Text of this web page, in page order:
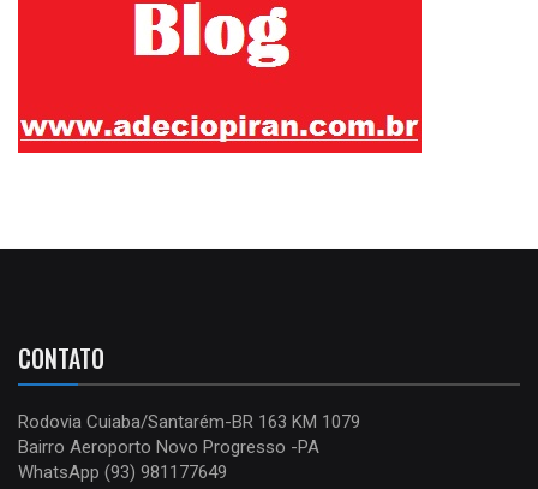
CONTATO
Rodovia Cuiaba/Santarém-BR 163 KM 1079
Bairro Aeroporto Novo Progresso -PA
WhatsApp (93) 981177649